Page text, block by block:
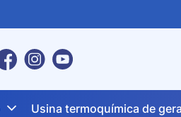
Usina termoquímica de